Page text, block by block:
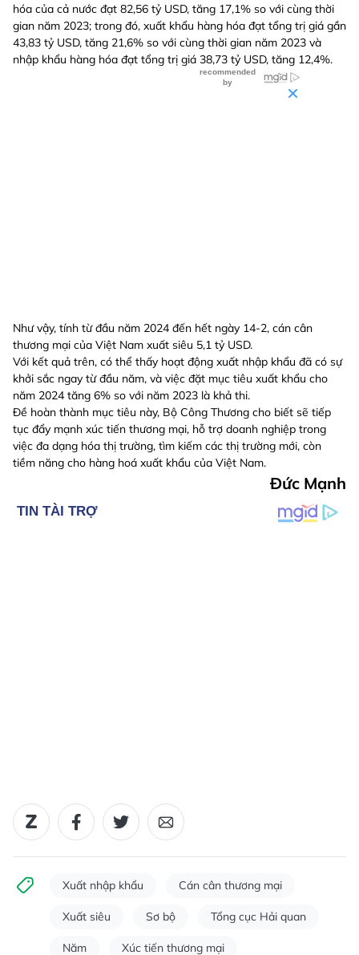
hóa của cả nước đạt 82,56 tỷ USD, tăng 17,1% so với cùng thời
gian năm 2023; trong đó, xuất khẩu hàng hóa đạt tổng trị giá gần
43,83 tỷ USD, tăng 21,6% so với cùng thời gian năm 2023 và
nhập khẩu hàng hóa đạt tổng trị giá 38,73 tỷ USD, tăng 12,4%.
Như vậy, tính từ đầu năm 2024 đến hết ngày 14-2, cán cân
thương mại của Việt Nam xuất siêu 5,1 tỷ USD.
Với kết quả trên, có thể thấy hoạt động xuất nhập khẩu đã có sự
khởi sắc ngay từ đầu năm, và việc đặt mục tiêu xuất khẩu cho
năm 2024 tăng 6% so với năm 2023 là khả thi.
Đề hoàn thành mục tiêu này, Bộ Công Thương cho biết sẽ tiếp
tục đẩy mạnh xúc tiến thương mại, hỗ trợ doanh nghiệp trong
việc đa dạng hóa thị trường, tìm kiếm các thị trường mới, còn
tiềm năng cho hàng hoá xuất khẩu của Việt Nam.
Đức Mạnh
Xuất nhập khẩu Cán cân thương mại
Xuất siêu Sơ bộ Tổng cục Hải quan
Năm Xúc tiến thương mại